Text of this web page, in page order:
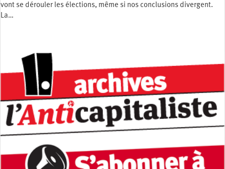
vont se dérouler les élections, même si nos conclusions divergent.
La…